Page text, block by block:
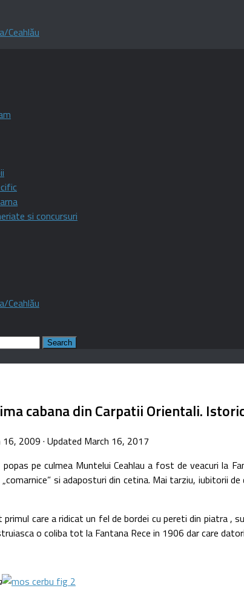
Ceahlău
si concursuri
Ceahlău
cabana din Carpatii Orientali.
16, 2009 · Updated March 16, 2017
culmea Muntelui Ceahlau a fost de veacuri la
si adaposturi din cetina. Mai tarziu, iubitorii
care a ridicat un fel de bordei cu pereti din piatra ,
o coliba tot la Fantana Rece in 1906 dar care